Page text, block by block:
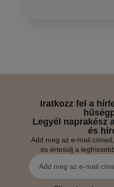
Iratkozz fel a
Legyél naprakész
és
Add meg az e-mail
és értesülj a